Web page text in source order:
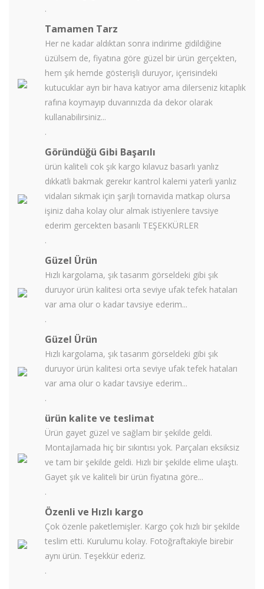
.
Tamamen Tarz
Her ne kadar aldıktan sonra indirime gidildiğine
üzülsem de, fiyatına göre güzel bir ürün gerçekten,
hem şık hemde gösterişli duruyor, içerisindeki
kutucuklar ayrı bir hava katıyor ama dilerseniz kitaplık
rafına koymayıp duvarınızda da dekor olarak
kullanabilirsiniz...
.
Göründüğü Gibi Başarılı
ürün kaliteli cok şık kargo kılavuz basarlı yanlız
dıkkatli bakmak gerekır kantrol kalemi yaterli yanlız
vidaları sıkmak için şarjlı tornavida matkap olursa
işiniz daha kolay olur almak istiyenlere tavsiye
ederim gercekten basarılı TEŞEKKÜRLER
.
Güzel Ürün
Hızlı kargolama, şık tasarım görseldeki gibi şık
duruyor ürün kalitesi orta seviye ufak tefek hataları
var ama olur o kadar tavsiye ederim...
.
Güzel Ürün
Hızlı kargolama, şık tasarım görseldeki gibi şık
duruyor ürün kalitesi orta seviye ufak tefek hataları
var ama olur o kadar tavsiye ederim...
.
ürün kalite ve teslimat
Ürün gayet güzel ve sağlam bir şekilde geldi.
Montajlamada hiç bir sıkıntısı yok. Parçaları eksiksiz
ve tam bir şekilde geldi. Hızlı bir şekilde elime ulaştı.
Gayet şık ve kaliteli bir ürün fiyatına göre...
.
Özenli ve Hızlı kargo
Çok özenle paketlemişler. Kargo çok hızlı bir şekilde
teslim etti. Kurulumu kolay. Fotoğraftakiyle birebir
aynı ürün. Teşekkür ederiz.
.